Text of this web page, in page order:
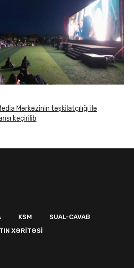
Mərkəzinin təşkilatçılığı ilə
keçirilib
KSM
SUAL-CAVAB
XƏRITƏSI